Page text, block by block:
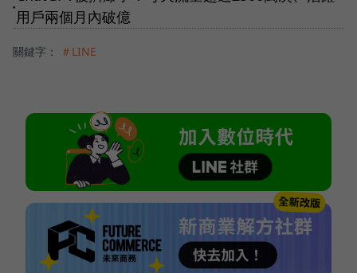
●
用戶兩個月內破億
關鍵字： ＃LINE